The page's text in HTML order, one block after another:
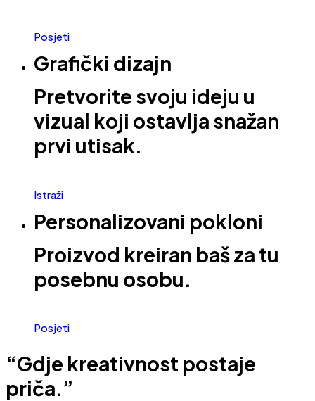
Posjeti
Grafički dizajn
Pretvorite svoju ideju u
vizual koji ostavlja snažan
prvi utisak.
Istraži
Personalizovani pokloni
Proizvod kreiran baš za tu
posebnu osobu.
Posjeti
“Gdje kreativnost postaje
priča.”